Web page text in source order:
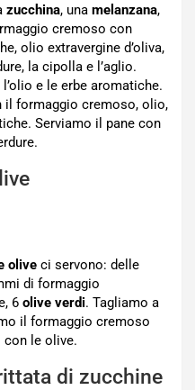
zucchina, una melanzana,
cremoso con
olio extravergine d’oliva,
la cipolla e l’aglio.
e le erbe aromatiche.
il formaggio cremoso, olio,
Serviamo il pane con
olive ci servono: delle
di formaggio
6 olive verdi. Tagliamo a
il formaggio cremoso
con le olive.
di zucchine